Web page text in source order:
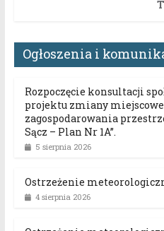
Ogłoszenia i
Rozpoczęcie konsultacji
projektu zmiany
zagospodarowania
Sącz – Plan Nr 1A”.
5 sierpnia 2026
Ostrzeżenie
4 sierpnia 2026